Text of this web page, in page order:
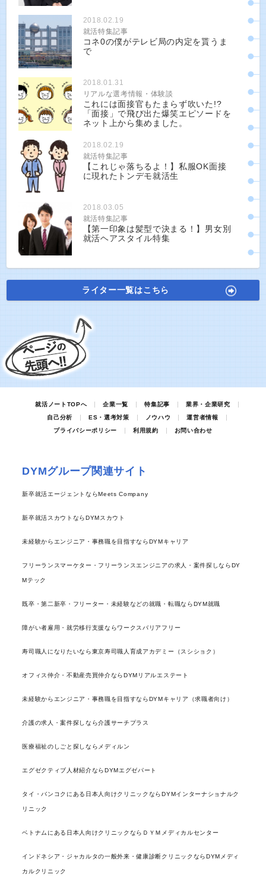
2018.02.19
就活特集記事
コネ0の僕がテレビ局の内定を貰うま
で
2018.01.31
リアルな選考情報・体験談
これには面接官もたまらず吹いた!?
「面接」で飛び出た爆笑エピソードを
ネット上から集めました。
2018.02.19
就活特集記事
【これじゃ落ちるよ！】私服OK面接
に現れたトンデモ就活生
2018.03.05
就活特集記事
【第一印象は髪型で決まる！】男女別
就活ヘアスタイル特集
ライター一覧はこちら
就活ノートTOPへ 企業一覧 特集記事
業界・企業研究
自己分析
ES・選考対策 ノウハウ
運営者情報
プライバシーポリシー
利用規約 お問い合わせ
DYMグループ関連サイト
新卒就活エージェントならMeets Company
新卒就活スカウトならDYMスカウト
未経験からエンジニア・事務職を目指すならDYMキャリア
フリーランスマーケター・フリーランスエンジニアの求人・案件探しならDY
Mテック
既卒・第二新卒・フリーター・未経験などの就職・転職ならDYM就職
障がい者雇用・就労移行支援ならワークスバリアフリー
寿司職人になりたいなら東京寿司職人育成アカデミー（スシショク）
オフィス仲介・不動産売買仲介ならDYMリアルエステート
未経験からエンジニア・事務職を目指すならDYMキャリア（求職者向け）
介護の求人・案件探しなら介護サーチプラス
医療福祉のしごと探しならメディルン
エグゼクティブ人材紹介ならDYMエグゼパート
タイ・バンコクにある日本人向けクリニックならDYMインターナショナルク
リニック
ベトナムにある日本人向けクリニックならＤＹＭメディカルセンター
インドネシア・ジャカルタの一般外来・健康診断クリニックならDYMメディ
カルクリニック